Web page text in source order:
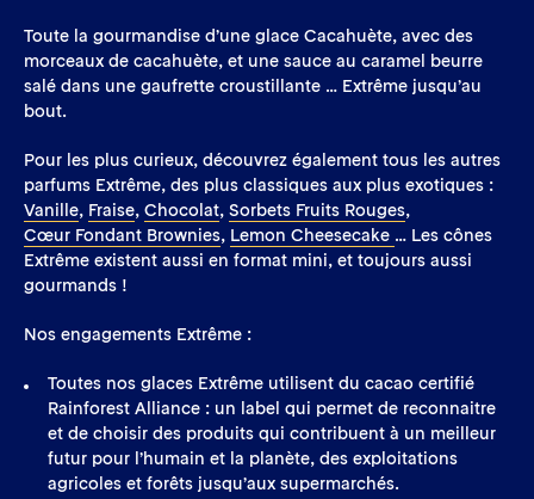
Toute la gourmandise d’une glace Cacahuète, avec des
morceaux de cacahuète, et une sauce au caramel beurre
salé dans une gaufrette croustillante … Extrême jusqu’au
bout.
Pour les plus curieux, découvrez également tous les autres
parfums Extrême, des plus classiques aux plus exotiques :
Vanille, Fraise, Chocolat, Sorbets Fruits Rouges,
Cœur Fondant Brownies, Lemon Cheesecake … Les cônes
Extrême existent aussi en format mini, et toujours aussi
gourmands !
Nos engagements Extrême :
Toutes nos glaces Extrême utilisent du cacao certifié
Rainforest Alliance : un label qui permet de reconnaitre
et de choisir des produits qui contribuent à un meilleur
futur pour l’humain et la planète, des exploitations
agricoles et forêts jusqu’aux supermarchés.